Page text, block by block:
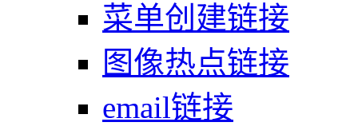
菜单创建链接
图像热点链接
email链接